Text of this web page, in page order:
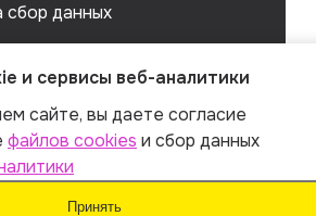
сбор данных
и сервисы веб-аналитики
сайте, вы даете согласие
файлов cookies и сбор данных
Принять